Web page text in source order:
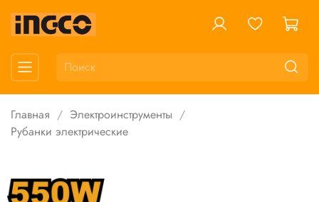
Главная
Электроинструменты
Рубанки электрические